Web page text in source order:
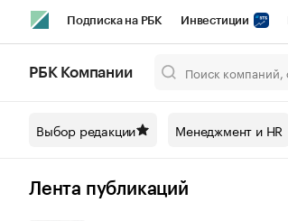
Подписка на РБК Инвестиции
Спецпроекты СПб Конференции
Технологии и медиа
РБК Компании
Выбор редакции Менеджмент и HR
Лента публикаций